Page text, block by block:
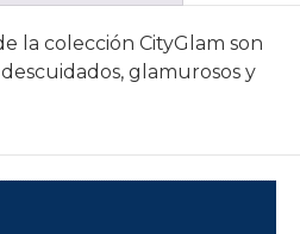
la colección CityGlam son
glamurosos y